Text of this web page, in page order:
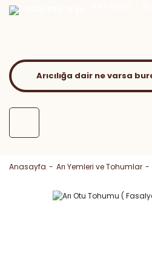
Anasayfa Arı Yemleri ve Tohumlar